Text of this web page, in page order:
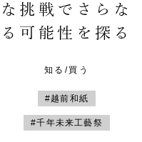
な挑戦でさらな
る可能性を探る
知る/買う
#越前和紙
#千年未来工藝祭